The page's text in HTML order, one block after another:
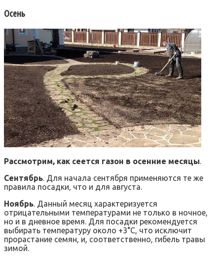
Осень
Рассмотрим, как сеется газон в осенние месяцы.
Сентябрь. Для начала сентября применяются те же
правила посадки, что и для августа.
Ноябрь. Данный месяц характеризуется
отрицательными температурами не только в ночное,
но и в дневное время. Для посадки рекомендуется
выбирать температуру около +3°C, что исключит
прорастание семян, и, соответственно, гибель травы
зимой.